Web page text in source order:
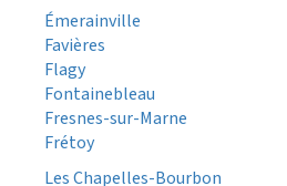
Émerainville
Favières
Flagy
Fontainebleau
Fresnes-sur-Marne
Frétoy
Les Chapelles-Bourbon